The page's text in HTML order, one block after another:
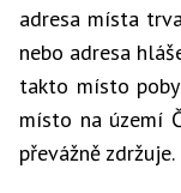
adresa místa
nebo adresa
takto místo
místo na území
převážně zdržuje.